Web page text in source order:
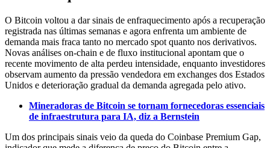
O Bitcoin voltou a dar sinais de enfraquecimento após a recuperação
registrada nas últimas semanas e agora enfrenta um ambiente de
demanda mais fraca tanto no mercado spot quanto nos derivativos.
Novas análises on-chain e de fluxo institucional apontam que o
recente movimento de alta perdeu intensidade, enquanto investidores
observam aumento da pressão vendedora em exchanges dos Estados
Unidos e deterioração gradual da demanda agregada pelo ativo.
Mineradoras de Bitcoin se tornam fornecedoras essenciais
de infraestrutura para IA, diz a Bernstein
Um dos principais sinais veio da queda do Coinbase Premium Gap,